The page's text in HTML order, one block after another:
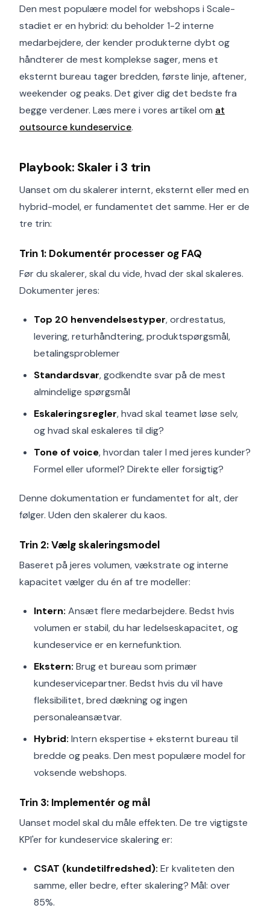
Den mest populære model for webshops i Scale-
stadiet er en hybrid: du beholder 1-2 interne
medarbejdere, der kender produkterne dybt og
håndterer de mest komplekse sager, mens et
eksternt bureau tager bredden, første linje, aftener,
weekender og peaks. Det giver dig det bedste fra
begge verdener. Læs mere i vores artikel om at
outsource kundeservice.
Playbook: Skaler i 3 trin
Uanset om du skalerer internt, eksternt eller med en
hybrid-model, er fundamentet det samme. Her er de
tre trin:
Trin 1: Dokumentér processer og FAQ
Før du skalerer, skal du vide, hvad der skal skaleres.
Dokumenter jeres:
Top 20 henvendelsestyper, ordrestatus,
levering, returhåndtering, produktspørgsmål,
betalingsproblemer
Standardsvar, godkendte svar på de mest
almindelige spørgsmål
Eskaleringsregler, hvad skal teamet løse selv,
og hvad skal eskaleres til dig?
Tone of voice, hvordan taler I med jeres kunder?
Formel eller uformel? Direkte eller forsigtig?
Denne dokumentation er fundamentet for alt, der
følger. Uden den skalerer du kaos.
Trin 2: Vælg skaleringsmodel
Baseret på jeres volumen, vækstrate og interne
kapacitet vælger du én af tre modeller:
Intern: Ansæt flere medarbejdere. Bedst hvis
volumen er stabil, du har ledelseskapacitet, og
kundeservice er en kernefunktion.
Ekstern: Brug et bureau som primær
kundeservicepartner. Bedst hvis du vil have
fleksibilitet, bred dækning og ingen
personaleansætvar.
Hybrid: Intern ekspertise + eksternt bureau til
bredde og peaks. Den mest populære model for
voksende webshops.
Trin 3: Implementér og mål
Uanset model skal du måle effekten. De tre vigtigste
KPI'er for kundeservice skalering er:
CSAT (kundetilfredshed): Er kvaliteten den
samme, eller bedre, efter skalering? Mål: over
85%.